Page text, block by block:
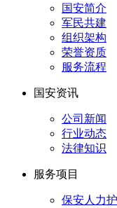
国安简介
军民共建
组织架构
荣誉资质
服务流程
国安资讯
公司新闻
行业动态
法律知识
服务项目
保安人力